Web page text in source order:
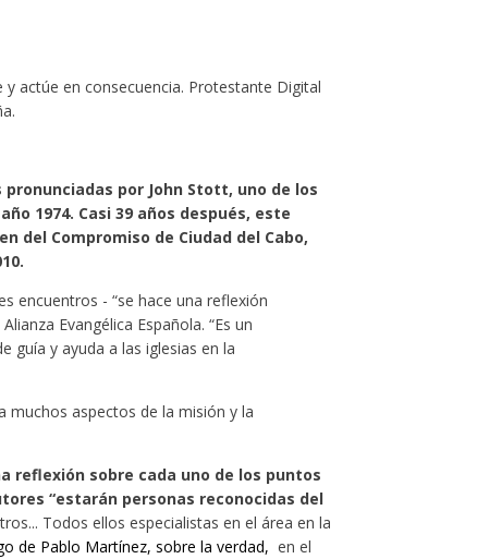
actúe en consecuencia. Protestante Digital
por John Stott, uno de los
1974. Casi 39 años después, este
del Compromiso de Ciudad del Cabo,
encuentros - “se hace una reflexión
Evangélica Española. “Es un
guía y ayuda a las iglesias en la
muchos aspectos de la misión y la
reflexión sobre cada uno de los puntos
“estarán personas reconocidas del
Todos ellos especialistas en el área en la
de Pablo Martínez, sobre la verdad, en el